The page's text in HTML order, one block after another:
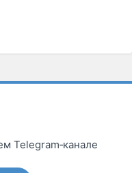
Telegram‑канале